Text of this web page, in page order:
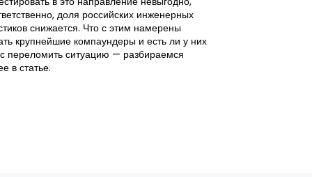
доля российских инженерных
снижается. Что с этим намерены
крупнейшие компаундеры и есть ли у них
переломить ситуацию — разбираемся
в статье.